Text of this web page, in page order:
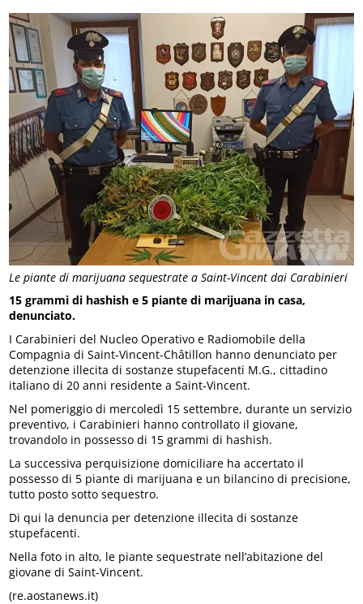
Le piante di marijuana sequestrate a Saint-Vincent dai Carabinieri
15 grammi di hashish e 5 piante di marijuana in casa,
denunciato.
I Carabinieri del Nucleo Operativo e Radiomobile della
Compagnia di Saint-Vincent-Châtillon hanno denunciato per
detenzione illecita di sostanze stupefacenti M.G., cittadino
italiano di 20 anni residente a Saint-Vincent.
Nel pomeriggio di mercoledì 15 settembre, durante un servizio
preventivo, i Carabinieri hanno controllato il giovane,
trovandolo in possesso di 15 grammi di hashish.
La successiva perquisizione domiciliare ha accertato il
possesso di 5 piante di marijuana e un bilancino di precisione,
tutto posto sotto sequestro.
Di qui la denuncia per detenzione illecita di sostanze
stupefacenti.
Nella foto in alto, le piante sequestrate nell’abitazione del
giovane di Saint-Vincent.
(re.aostanews.it)